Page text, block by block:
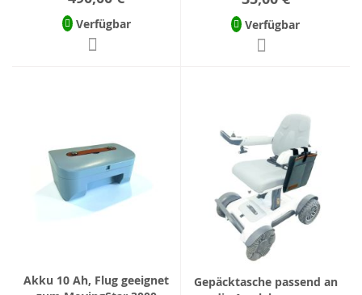
Verfügbar Verfügbar
Akku 10 Ah, Flug geeignet
Gepäcktasche passend an